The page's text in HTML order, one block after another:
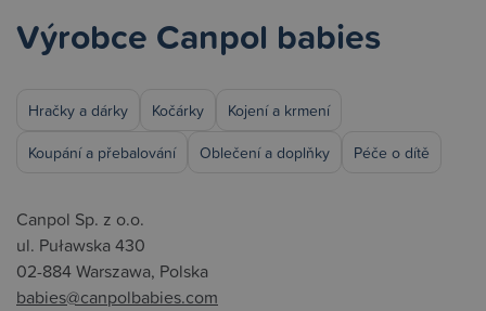
Výrobce Canpol babies
Hračky a dárky Kočárky Kojení a krmení
Koupání a přebalování Oblečení a doplňky Péče o dítě
Canpol Sp. z o.o.
ul. Puławska 430
02-884 Warszawa, Polska
babies@canpolbabies.com